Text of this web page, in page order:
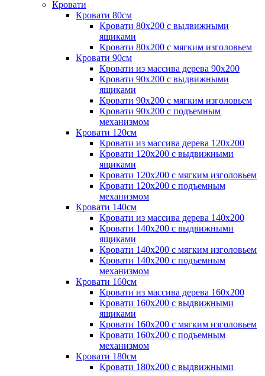
Кровати
Кровати 80см
Кровати 80х200 с выдвижными
ящиками
Кровати 80х200 с мягким изголовьем
Кровати 90см
Кровати из массива дерева 90х200
Кровати 90х200 с выдвижными
ящиками
Кровати 90х200 с мягким изголовьем
Кровати 90х200 с подъемным
механизмом
Кровати 120см
Кровати из массива дерева 120х200
Кровати 120х200 с выдвижными
ящиками
Кровати 120х200 с мягким изголовьем
Кровати 120х200 с подъемным
механизмом
Кровати 140см
Кровати из массива дерева 140х200
Кровати 140х200 с выдвижными
ящиками
Кровати 140х200 с мягким изголовьем
Кровати 140х200 с подъемным
механизмом
Кровати 160см
Кровати из массива дерева 160х200
Кровати 160х200 с выдвижными
ящиками
Кровати 160х200 с мягким изголовьем
Кровати 160х200 с подъемным
механизмом
Кровати 180см
Кровати 180х200 с выдвижными